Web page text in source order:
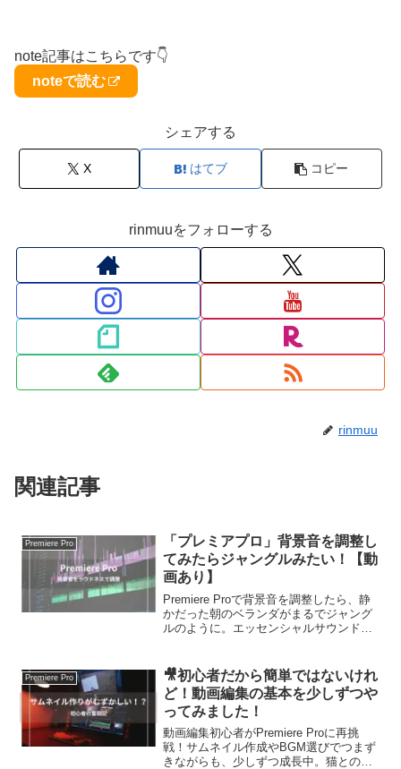
note記事はこちらです👇
noteで読む
シェアする
X はてブ コピー
rinmuuをフォローする
rinmuu
関連記事
Premiere Pro
「プレミアプロ」背景音を調整し
てみたらジャングルみたい！【動
画あり】
Premiere Proで背景音を調整したら、静
かだった朝のベランダがまるでジャング
ルのように。エッセンシャルサウンドを
Premiere Pro
🎥初心者だから簡単ではないけれ
ど！動画編集の基本を少しずつや
ってみました！
動画編集初心者がPremiere Proに再挑
戦！サムネイル作成やBGM選びでつまず
きながらも、少しずつ成長中。猫との癒